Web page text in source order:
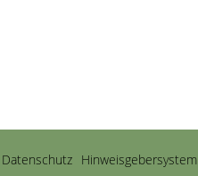
Datenschutz Hinweisgebersystem